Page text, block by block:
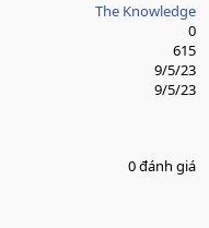
The Knowledge
0
615
9/5/23
9/5/23
0 đánh giá